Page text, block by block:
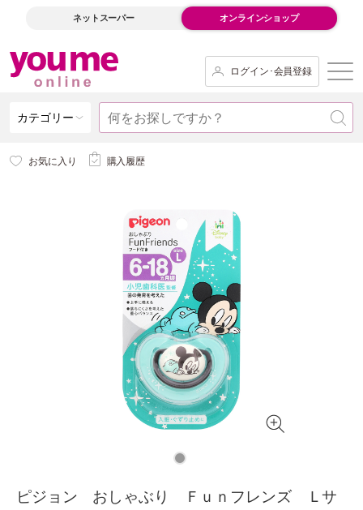
ネットスーパー オンラインショップ
ログイン･会員登録
カテゴリー
お気に入り 購入履歴
ピジョン おしゃぶり Ｆｕｎフレンズ Ｌサ